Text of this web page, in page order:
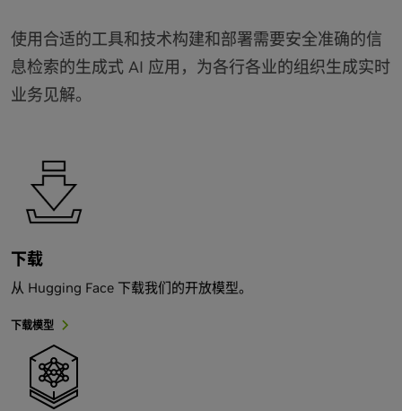
使用合适的工具和技术构建和部署需要安全准确的信
息检索的生成式 AI 应用，为各行各业的组织生成实时
业务见解。
下载
从 Hugging Face 下载我们的开放模型。
下载模型